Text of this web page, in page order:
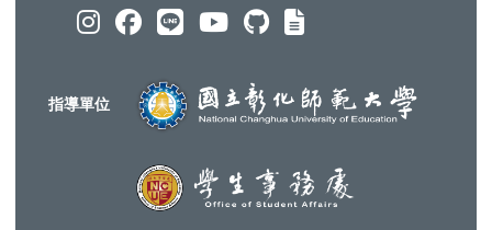
指導單位